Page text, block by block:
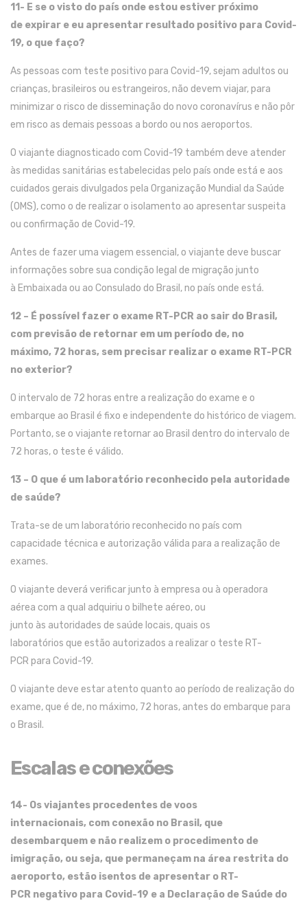
11- E se ovisto d o país onde estou estiver próximo
de expirar e eu apresentar resultado positivo para Covid -
19, o que faço?
As pessoas com teste positivo para Covid-19, sejam adultos ou
crianças, brasileiros ou estrangeiros, não devem viajar, para
minimizar o risco de disseminação do novo coronavírus e não pôr
em risco as demais pessoas a bordo ou nos aeroportos.
O viajante diagnosticado com Covid-19 também deve atender
às medidas sanitárias estabelecidas pelo país onde está e aos
cuidados gerais divulgados pela Organização Mundial da Saúde
(OMS), como o de realizaro isolamento ao apresentar suspeita
ou confirmação de Covid-19.
Antes de fazeruma viagem essencial, o viajante deve buscar
informações sobre sua condição legal de migração junto
à Embaixada ou ao Consulado do Brasil ,no país onde está.
12 – É possível fazer o exame RT-PCR ao sair do Brasil ,
com previsão de retornar em um período de, no
máximo, 72 horas, sem precisar realizar o exame RT-PCR
no exterior?
O intervalo de 72 horas entre a realização do exame e o
embarque ao Brasil é fixo e independente do histórico de viagem.
Portanto, se o viajante retornar ao Brasil dentro do intervalo de
72 horas, o teste é válido.
13 – O que é um laboratório reconhecido pela autoridade
de saúde?
Trata-se de um laboratório reconhecido no país com
capacidade técnica e autorização válida para a realização de
exames.
O viajante deverá verificarjunto à empresa ou à operadora
aérea com a qual adquiriu o bilhete aéreo, ou
junto às autoridades de saúde locais, quais os
laboratórios que estão autorizados a realizar o teste RT-
PCR para Covid-19.
O viajante deve estar atento quanto ao período de realização do
exame, que é de, no máximo, 72 horas, antes do embarque para
o Brasil.
Escalas e conexões
14- Osviajantes procedentes de voos
internacionais, com conexão no Brasil , que
desembarquem e não realizem o procedimento de
imigração, ou seja, que permaneçam na área restrita do
aeroporto, estão isentos d e apresentar o RT-
PCR negativo para Covid -19 e a Declaração de Saúde do